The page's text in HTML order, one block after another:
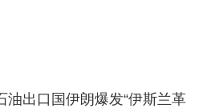
油出口国伊朗爆发“伊斯兰革